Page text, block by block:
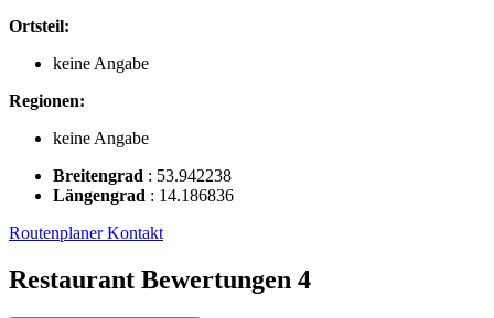
Ortsteil:
keine Angabe
Regionen:
keine Angabe
Breitengrad : 53.942238
Längengrad : 14.186836
RoutenplanerKontakt
Restaurant Bewertungen 4